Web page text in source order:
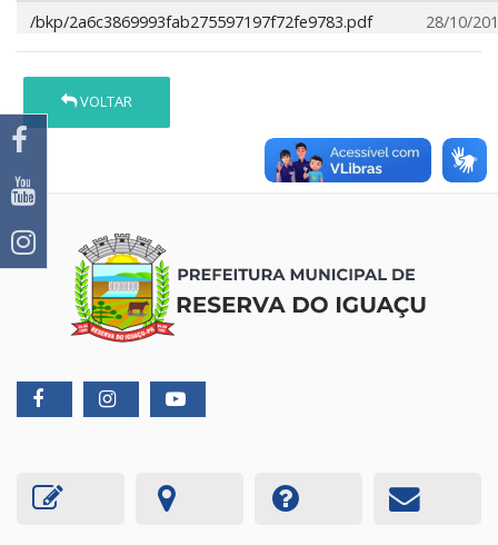
/bkp/2a6c3869993fab275597197f72fe9783.pdf
28/10/
VOLTAR